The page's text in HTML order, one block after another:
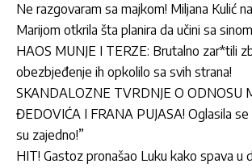
Ne razgovaram sa majkom! Miljana Kulić
Marijom otkrila šta planira da učini sa
HAOS MUNJE I TERZE: Brutalno zar*tili
obezbjeđenje ih opkolilo sa svih strana!
SKANDALOZNE TVRDNJE O ODNOSU
ĐEDOVIĆA I FRANA PUJASA! Oglasila se
su zajedno!”
HIT! Gastoz pronašao Luku kako spava u